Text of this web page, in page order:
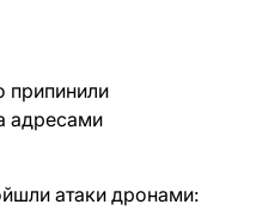
припинили
адресами
атаки дронами: